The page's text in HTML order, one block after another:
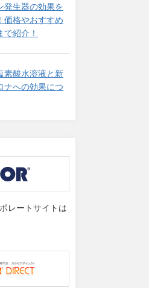
発生器の効果を
価格やおすすめ
で紹介！
素酸水溶液と新
ナへの効果につ
レートサイトは